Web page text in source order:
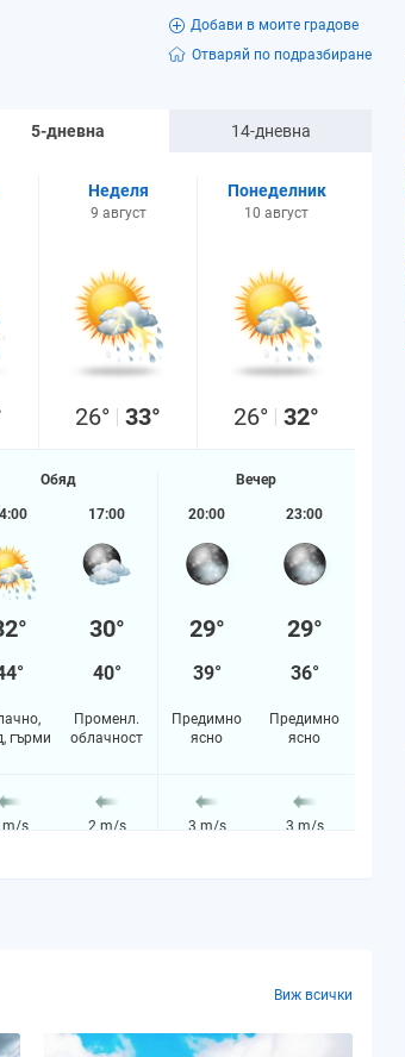
Добави в моите градове
Отваряй по подразбиране
5-дневна 14-дневна
Неделя
9 август
26° 33°
Понеделник
10 август
26° 32°
Обяд
гърми
m/s
17:00
30°
40°
Променл.
облачност
2 m/s
0%
Вечер
20:00
29°
39°
Предимно
ясно
3 m/s
0%
23:00
29°
36°
Предимно
ясно
3 m/s
2.45988%
Виж всички